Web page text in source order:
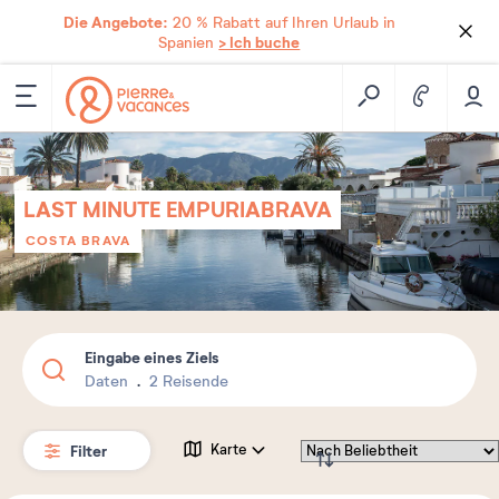
Die Angebote: 20 % Rabatt auf Ihren Urlaub in
Spanien > Ich buche
LAST MINUTE EMPURIABRAVA
COSTA BRAVA
Eingabe eines Ziels
Daten 2 Reisende
Filter Karte